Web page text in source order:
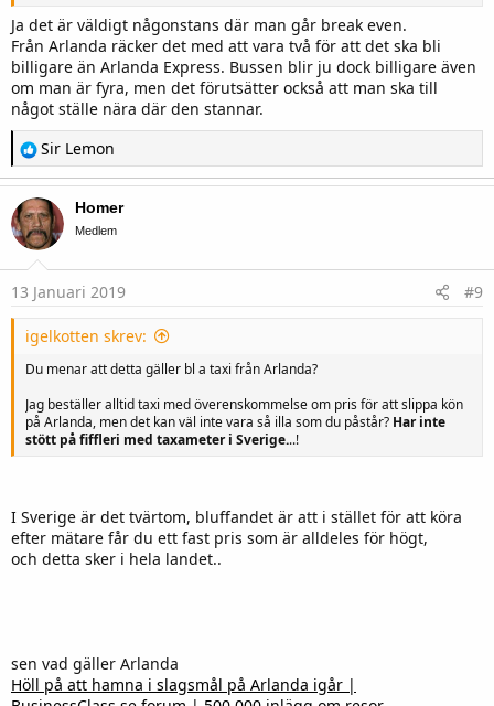
Ja det är väldigt någonstans där man går break even.
Från Arlanda räcker det med att vara två för att det ska bli
billigare än Arlanda Express. Bussen blir ju dock billigare även
om man är fyra, men det förutsätter också att man ska till
något ställe nära där den stannar.
R
a
c
t
i
o
:
Sir Lemon
Homer
Medlem
13 Januari 2019 #9
igelkotten skrev:
Du menar att detta gäller bl a taxi från Arlanda?
Jag beställer alltid taxi med överenskommelse om pris för att slippa kön
på Arlanda, men det kan väl inte vara så illa som du påstår? Har inte
stött på fiffleri med taxameter i Sverige...!
I Sverige är det tvärtom, bluffandet är att i stället för att köra
efter mätare får du ett fast pris som är alldeles för högt,
och detta sker i hela landet..
sen vad gäller Arlanda
Höll på att hamna i slagsmål på Arlanda igår |